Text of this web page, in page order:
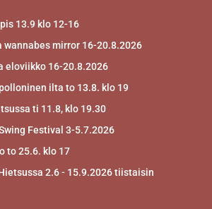
13.9 klo 12-16
wannabes mirror 16-20.8.2026
eloviikko 16-20.8.2026
ilta to 13.8. klo 19
ti 11.8, klo 19.30
Festival 3-5.7.2026
to 25.6. klo 17
2.6 - 15.9.2026 tiistaisin